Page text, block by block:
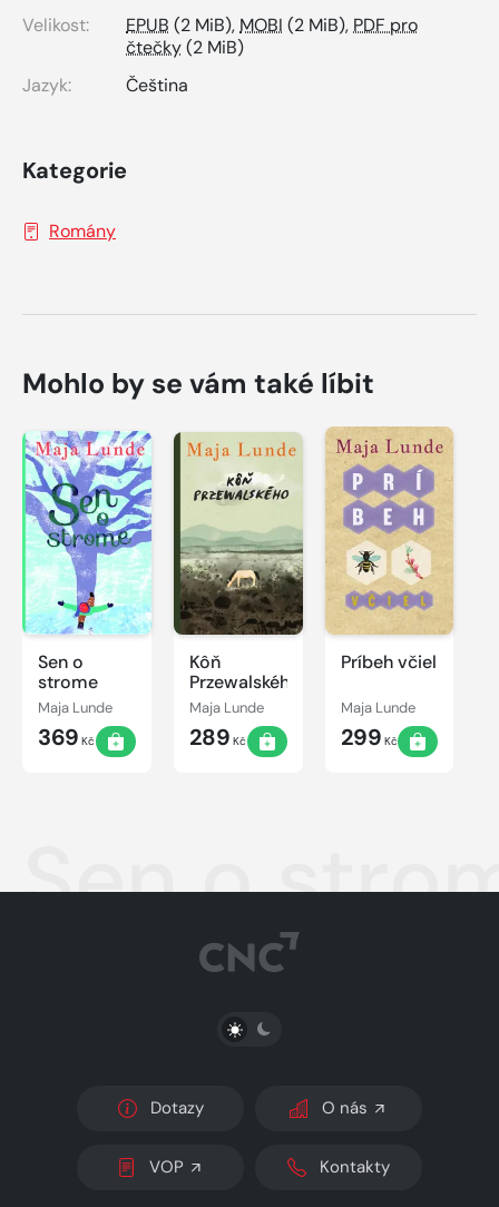
Velikost:
EPUB (2 MiB), MOBI (2 MiB), PDF pro
čtečky(2 MiB)
Jazyk:
Čeština
Kategorie
Romány
Mohlo by se vám také líbit
Sen o
strome
Maja Lunde
369 Kč
Kôň
Przewalského
Maja Lunde
289 Kč
Príbeh včiel
Maja Lunde
299 Kč
Sen o
PŘEPNOUT SVĚTLÝ/TMAVÝ REŽIM
Dotazy O nás
VOP Kontakty